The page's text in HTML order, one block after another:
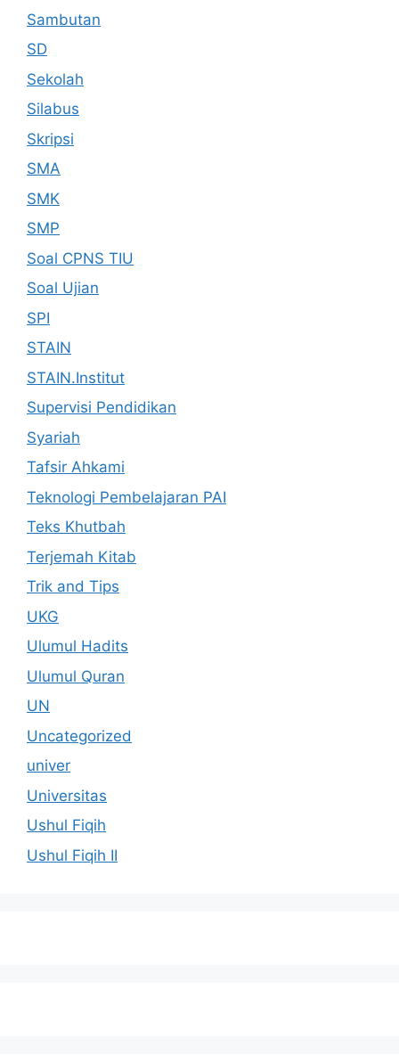
Sambutan
SD
Sekolah
Silabus
Skripsi
SMA
SMK
SMP
Soal CPNS TIU
Soal Ujian
SPI
STAIN
STAIN.Institut
Supervisi Pendidikan
Syariah
Tafsir Ahkami
Teknologi Pembelajaran PAI
Teks Khutbah
Terjemah Kitab
Trik and Tips
UKG
Ulumul Hadits
Ulumul Quran
UN
Uncategorized
univer
Universitas
Ushul Fiqih
Ushul Fiqih II